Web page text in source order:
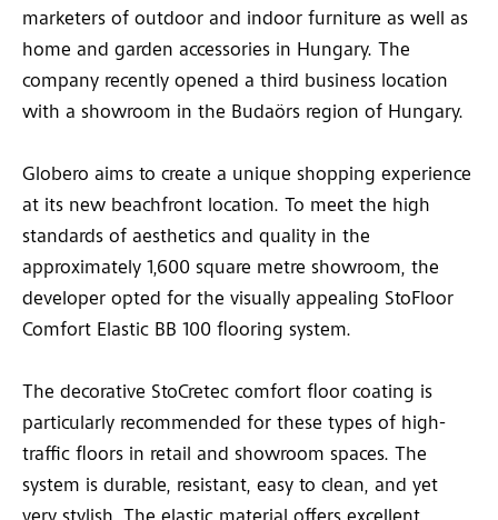
marketers of outdoor and indoor furniture as well as
home and garden accessories in Hungary. The
company recently opened a third business location
with a showroom in the Budaörs region of Hungary.
Globero aims to create a unique shopping experience
at its new beachfront location. To meet the high
standards of aesthetics and quality in the
approximately 1,600 square metre showroom, the
developer opted for the visually appealing StoFloor
Comfort Elastic BB 100 flooring system.
The decorative StoCretec comfort floor coating is
particularly recommended for these types of high-
traffic floors in retail and showroom spaces. The
system is durable, resistant, easy to clean, and yet